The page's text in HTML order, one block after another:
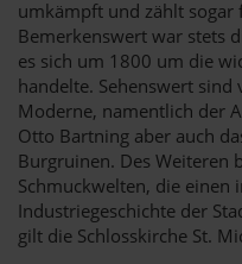
umkämpft und zählt sogar
Bemerkenswert war stets
es sich um 1800 um die
handelte. Sehenswert
Moderne, namentlich der
Otto Bartning aber auch
Burgruinen. Des Weiteren
Schmuckwelten, die einen
Industriegeschichte der
gilt die Schlosskirche St.